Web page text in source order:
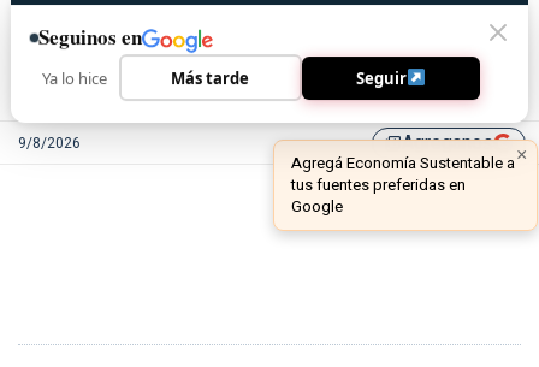
9/8/2026 library_addAgreganos
Seguinos en
Ya lo hice Más tarde Seguir